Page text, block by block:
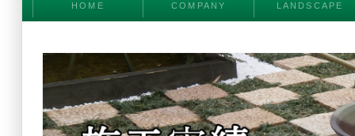
HOME COMPANY LANDSCAPE